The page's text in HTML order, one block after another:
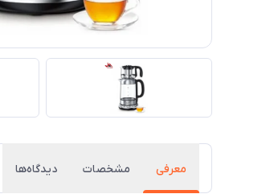
معرفی مشخصات دیدگاه‌ها